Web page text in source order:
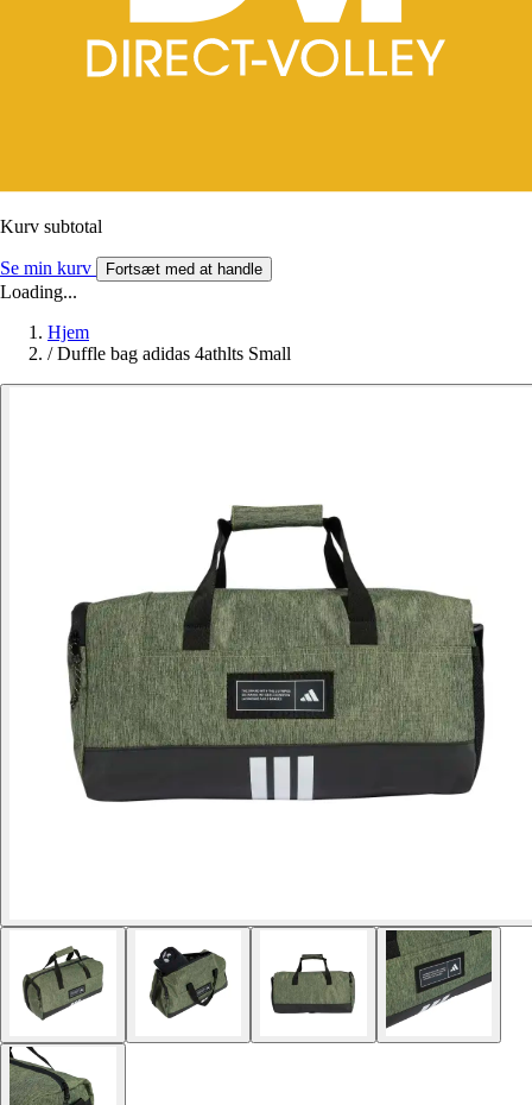
Kurv subtotal
Se min kurv Fortsæt med at handle
Loading...
Hjem
/ Duffle bag adidas 4athlts Small